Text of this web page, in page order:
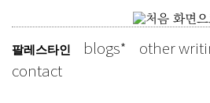
Skip
to
content
slowly as
팔레스타인 blogs other
contact